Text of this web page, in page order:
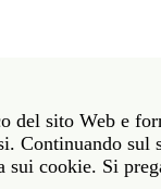
5810788
751 7200 · f
del sito Web e
Continuando sul
cookie. Si